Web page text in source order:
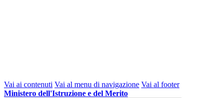
Vai ai contenuti Vai al menu di navigazione Vai al footer
Ministero dell'Istruzione e del Merito